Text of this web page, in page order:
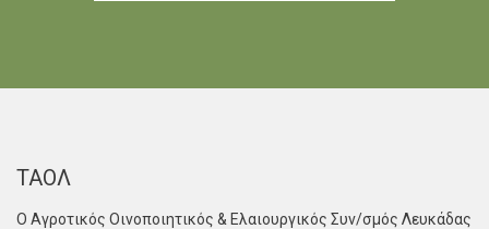
ΤΑΟΛ
Ο Αγροτικός Οινοποιητικός & Ελαιουργικός Συν/σμός Λευκάδας